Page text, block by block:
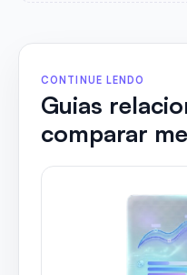
CONTINUE LENDO
Guias
comparar